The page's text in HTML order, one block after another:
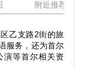
附近推荐景点
乙支路2街的旅
服务，还为首尔
演等首尔相关资